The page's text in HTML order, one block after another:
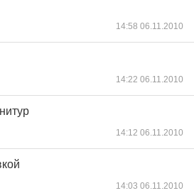
14:58 06.11.2010
14:22 06.11.2010
14:12 06.11.2010
14:03 06.11.2010